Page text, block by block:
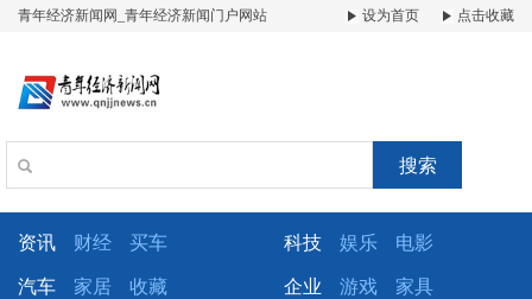
青年经济新闻网_青年经济新闻门户网站 设为首页 点击收藏
搜索
资讯 财经 买车 科技 娱乐 电影
汽车 家居 收藏 企业 游戏 家具